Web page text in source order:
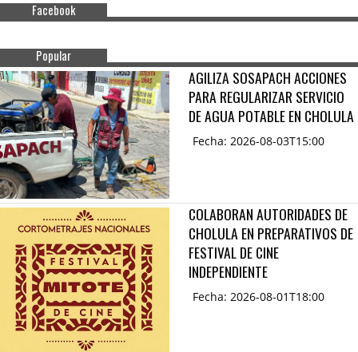
Facebook
Popular
AGILIZA SOSAPACH ACCIONES
PARA REGULARIZAR SERVICIO
DE AGUA POTABLE EN CHOLULA
Fecha: 2026-08-03T15:00
COLABORAN AUTORIDADES DE
CHOLULA EN PREPARATIVOS DE
FESTIVAL DE CINE
INDEPENDIENTE
Fecha: 2026-08-01T18:00